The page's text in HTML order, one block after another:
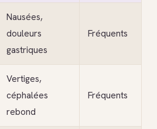
Nausées,
douleurs
gastriques
Fréquents
Vertiges,
céphalées
rebond
Fréquents